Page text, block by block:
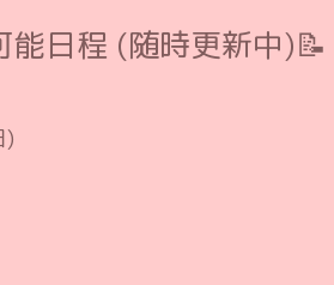
日程 (随時更新中)📝
)